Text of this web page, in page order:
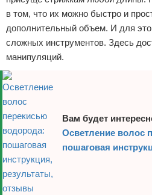
в том, что их можно быстро и
дополнительный объем. И для
сложных инструментов. Здесь
манипуляций.
Вам будет
Осветление волос
пошаговая